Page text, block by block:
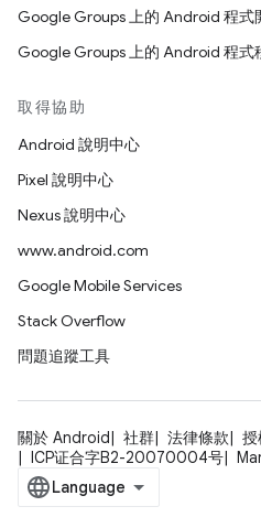
Google Groups 上的 Android 程式
Google Groups 上的 Android 程式
取得協助
Android 說明中心
Pixel 說明中心
Nexus 說明中心
www.android.com
Google Mobile Services
Stack Overflow
問題追蹤工具
關於 Android 社群 法律條款 授
ICP证合字B2-20070004号